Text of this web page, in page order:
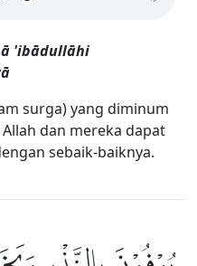
'ibādullāhi
surga) yang diminum
dan mereka dapat
sebaik-baiknya.